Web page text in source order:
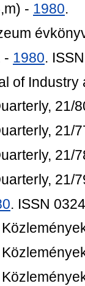
- 1980.
- 1980.
of
21/
21/
21/
21/
. ISSN